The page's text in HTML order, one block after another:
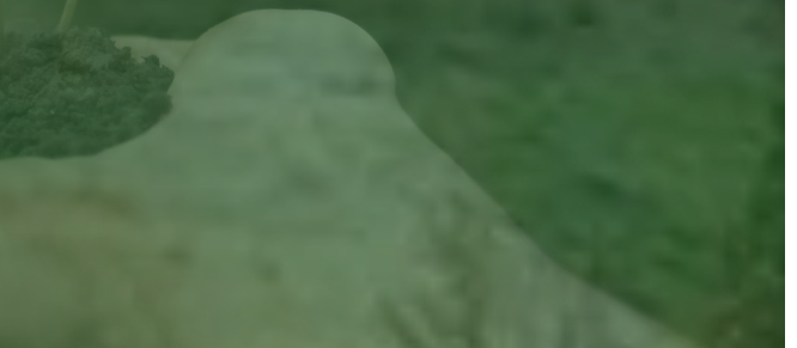
kapsamında,
Modern Karton, arıtma
tesislerimizde atık sudaki kirliliği
atık suyun geri